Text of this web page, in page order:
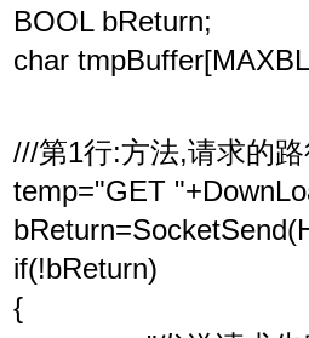
BOOL bReturn;
char
///第1行:方法,请求的
temp="GET
if(!bReturn)
{